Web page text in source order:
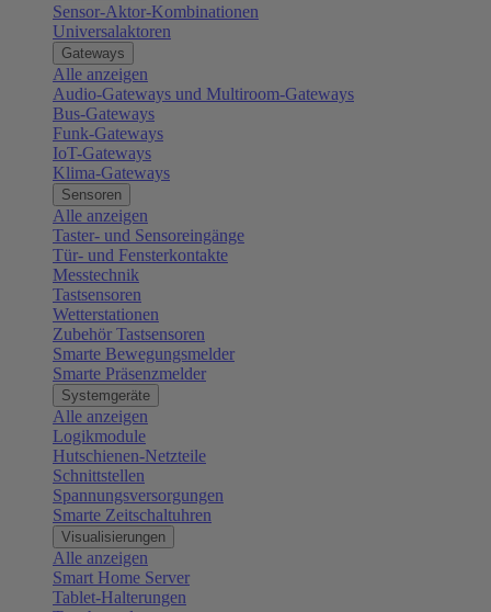
Sensor-Aktor-Kombinationen
Universalaktoren
Gateways
Alle anzeigen
Audio-Gateways und Multiroom-Gateways
Bus-Gateways
Funk-Gateways
IoT-Gateways
Klima-Gateways
Sensoren
Alle anzeigen
Taster- und Sensoreingänge
Tür- und Fensterkontakte
Messtechnik
Tastsensoren
Wetterstationen
Zubehör Tastsensoren
Smarte Bewegungsmelder
Smarte Präsenzmelder
Systemgeräte
Alle anzeigen
Logikmodule
Hutschienen-Netzteile
Schnittstellen
Spannungsversorgungen
Smarte Zeitschaltuhren
Visualisierungen
Alle anzeigen
Smart Home Server
Tablet-Halterungen